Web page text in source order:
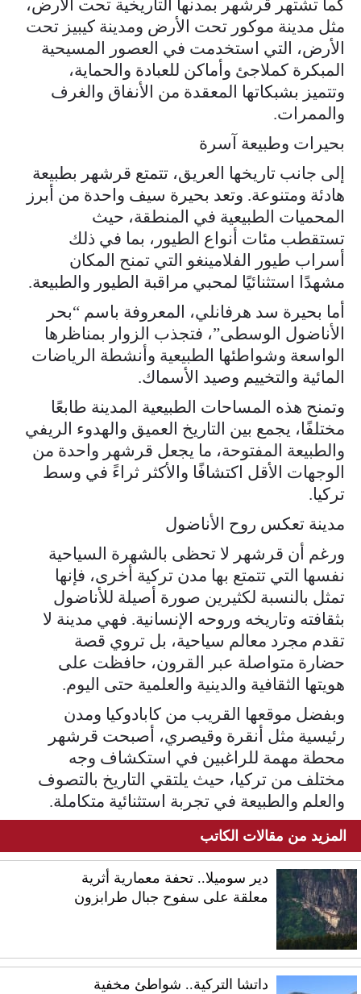
كما تشتهر قرشهر بمدنها التاريخية تحت الأرض،
مثل مدينة موكور تحت الأرض ومدينة كيبيز تحت
الأرض، التي استخدمت في العصور المسيحية
المبكرة كملاجئ وأماكن للعبادة والحماية،
وتتميز بشبكاتها المعقدة من الأنفاق والغرف
والممرات.
بحيرات وطبيعة آسرة
إلى جانب تاريخها العريق، تتمتع قرشهر بطبيعة
هادئة ومتنوعة. وتعد بحيرة سيف واحدة من أبرز
المحميات الطبيعية في المنطقة، حيث
تستقطب مئات أنواع الطيور، بما في ذلك
أسراب طيور الفلامينغو التي تمنح المكان
مشهدًا استثنائيًا لمحبي مراقبة الطيور والطبيعة.
أما بحيرة سد هرفانلي، المعروفة باسم “بحر
الأناضول الوسطى”، فتجذب الزوار بمناظرها
الواسعة وشواطئها الطبيعية وأنشطة الرياضات
المائية والتخييم وصيد الأسماك.
وتمنح هذه المساحات الطبيعية المدينة طابعًا
مختلفًا، يجمع بين التاريخ العميق والهدوء الريفي
والطبيعة المفتوحة، ما يجعل قرشهر واحدة من
الوجهات الأقل اكتشافًا والأكثر ثراءً في وسط
تركيا.
مدينة تعكس روح الأناضول
ورغم أن قرشهر لا تحظى بالشهرة السياحية
نفسها التي تتمتع بها مدن تركية أخرى، فإنها
تمثل بالنسبة لكثيرين صورة أصيلة للأناضول
بثقافته وتاريخه وروحه الإنسانية. فهي مدينة لا
تقدم مجرد معالم سياحية، بل تروي قصة
حضارة متواصلة عبر القرون، حافظت على
هويتها الثقافية والدينية والعلمية حتى اليوم.
وبفضل موقعها القريب من كابادوكيا ومدن
رئيسية مثل أنقرة وقيصري، أصبحت قرشهر
محطة مهمة للراغبين في استكشاف وجه
مختلف من تركيا، حيث يلتقي التاريخ بالتصوف
والعلم والطبيعة في تجربة استثنائية متكاملة.
المزيد من مقالات الكاتب
دير سوميلا.. تحفة معمارية أثرية
معلقة على سفوح جبال طرابزون
داتشا التركية.. شواطئ مخفية